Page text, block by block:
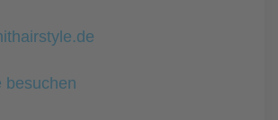
besuchen